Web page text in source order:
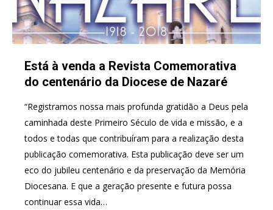
Está à venda a Revista Comemorativa
do centenário da Diocese de Nazaré
“Registramos nossa mais profunda gratidão a Deus pela
caminhada deste Primeiro Século de vida e missão, e a
todos e todas que contribuíram para a realização desta
publicação comemorativa. Esta publicação deve ser um
eco do jubileu centenário e da preservação da Memória
Diocesana. E que a geração presente e futura possa
continuar essa vida…